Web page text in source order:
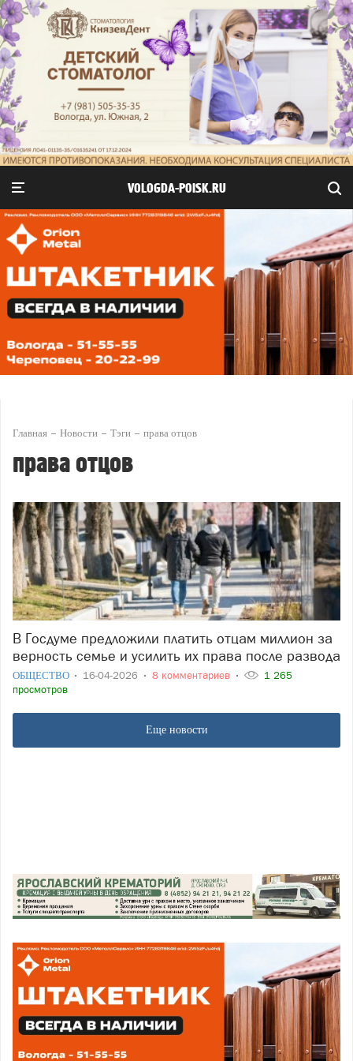
VOLOGDA-POISK.RU
Главная Новости Тэги права отцов
права отцов
В Госдуме предложили платить отцам миллион за
верность семье и усилить их права после развода
ОБЩЕСТВО 16-04-2026 8 комментариев
1 265
просмотров
Еще новости